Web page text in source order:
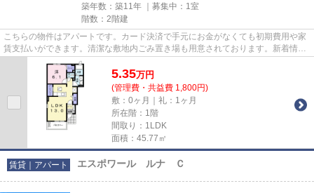
築年数：築11年 ｜募集中： 1室
階数：2階建
こちらの物件はアパートです。カード決済で手元にお金がなくても初期費用や家
賃支払いができます。清潔な敷地内ごみ置き場も用意されております。新着情
報：グローバル・ハイツⅤの空室...
5.35万円
(管理費・共益費 1,800円)
敷：0ヶ月｜礼：1ヶ月
所在階：1階
間取り：1LDK
面積：45.77㎡
賃貸｜アパート エスポワール ルナ Ｃ